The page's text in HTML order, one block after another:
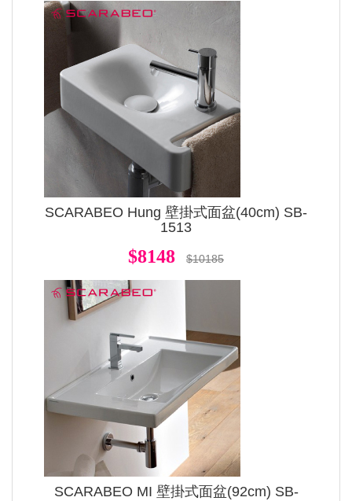
SCARABEO Hung 壁掛式面盆(40cm) SB-
1513
$8148 $10185
SCARABEO MI 壁掛式面盆(92cm) SB-